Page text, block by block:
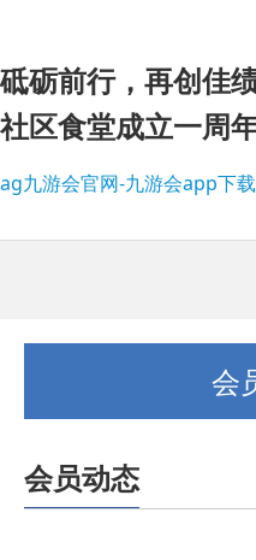
砥砺前行，再创佳
社区食堂成立一周
ag九游会官网-九游会app下
会
会员动态